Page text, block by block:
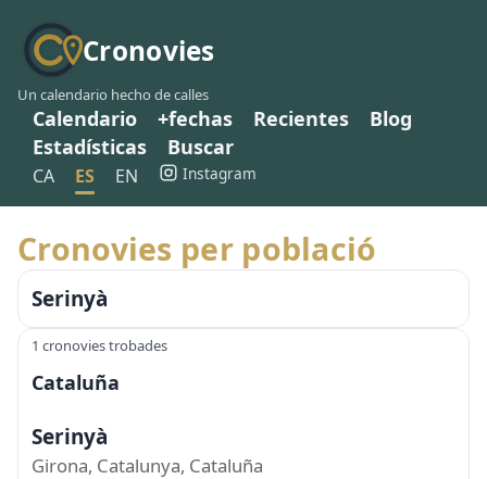
Cronovies
Un calendario hecho de calles
Calendario +fechas Recientes
Blog
Estadísticas
Buscar
CA ES EN Instagram
Cronovies per població
Serinyà
1 cronovies trobades
Cataluña
Serinyà
Girona, Catalunya, Cataluña